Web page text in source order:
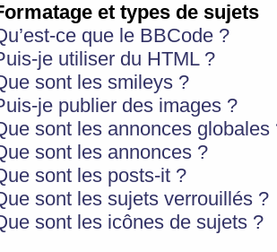
et types de sujets
ce que le BBCode ?
je utiliser du HTML ?
sont les smileys ?
je publier des images ?
sont les annonces globales
sont les annonces ?
sont les posts-it ?
sont les sujets verrouillés ?
sont les icônes de sujets ?